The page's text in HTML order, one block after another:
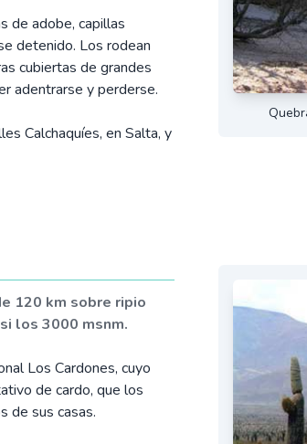
de adobe, capillas
detenido. Los rodean
cubiertas de grandes
adentrarse y perderse.
Calchaquíes, en Salta, y
120 km sobre ripio
los 3000 msnm.
Los Cardones, cuyo
de cardo, que los
de sus casas.